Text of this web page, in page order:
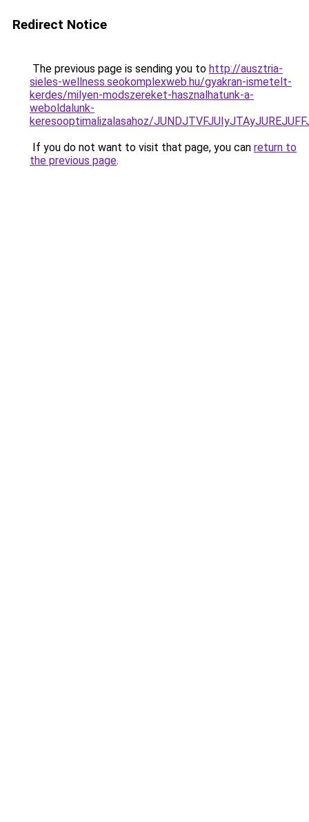
Redirect Notice
The previous page is sending you to http://ausztria-
sieles-wellness.seokomplexweb.hu/gyakran-ismetelt-
kerdes/milyen-modszereket-hasznalhatunk-a-
weboldalunk-
keresooptimalizalasahoz/
If you do not want to visit that page, you can return to
the previous page.